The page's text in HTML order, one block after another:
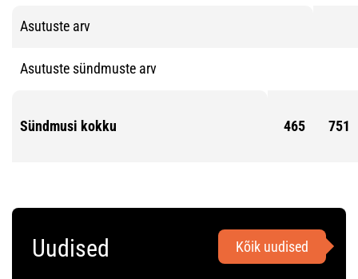
Asutuste arv
Asutuste sündmuste arv
Sündmusi kokku 465 751
Uudised Kõik uudised